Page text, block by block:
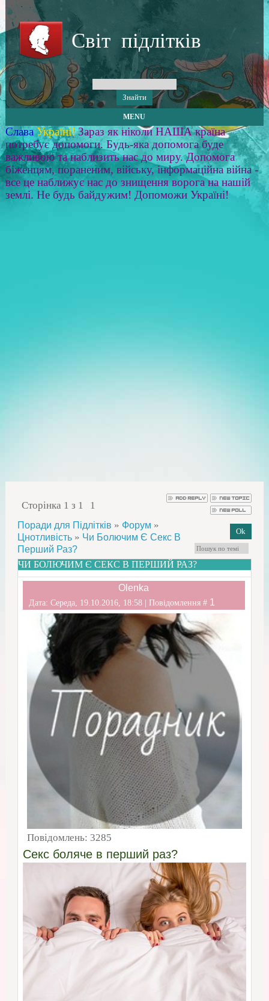
Світ підлітків
MENU
Слава Україні! Зараз як ніколи НАША країна
потребує допомоги. Будь-яка допомога буде
важливою та наблизить нас до миру. Допомога
біженцям, пораненим, війську, інформаційна війна -
все це наближує нас до знищення ворога на нашій
землі. Не будь байдужим! Допоможи Україні!
Сторінка 1 з 1 1
Поради для Підлітків » Форум »
Цнотливість » Чи Болючим Є Секс В
Перший Раз?
ЧИ БОЛЮЧИМ Є СЕКС В ПЕРШИЙ РАЗ?
Olenka
Дата: Середа, 19.10.2016, 18:58 | Повідомлення # 1
Повідомлень: 3285
Секс боляче в перший раз?